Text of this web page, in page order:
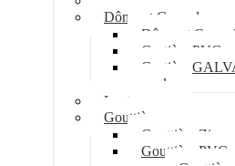
Dôme et Coupole
Dôme et Coupole
Costière PVC
Costière
coupoles
Lanterneau
Gouttière
Gouttière Zinc
Gouttière PVC